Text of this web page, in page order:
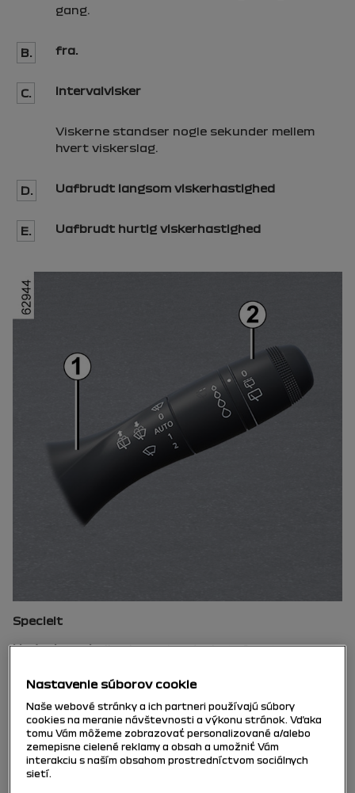
gang.
B. fra.
C. Intervalvisker
Viskerne standser nogle sekunder mellem
hvert viskerslag.
D. Uafbrudt langsom viskerhastighed
E. Uafbrudt hurtig viskerhastighed
Specielt
Under kørsel, vil enhver standsning af vognen
konstant hurtig viskerhastighed vil skifte til normal
anlægget skifte til den oprindeligt valgte
viskerhastighed.
Enhver handling på stilken 1
tilsidesætter og
annullerer den automatiske funktion.
Nastavenie súborov cookie
Naše webové stránky a ich partneri používajú súbory
cookies na meranie návštevnosti a výkonu stránok. Vďaka
tomu Vám môžeme zobrazovať personalizované a/alebo
zemepisne cielené reklamy a obsah a umožniť Vám
interakciu s naším obsahom prostredníctvom sociálnych
sietí.